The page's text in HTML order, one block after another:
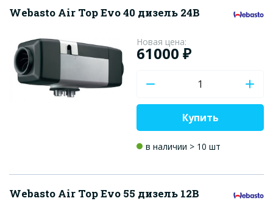
Webasto Air Top Evo 40 дизель 24В
Новая цена:
61000 ₽
Купить
в наличии > 10 шт
Webasto Air Top Evo 55 дизель 12В